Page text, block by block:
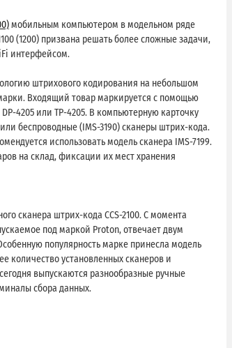
мобильным компьютером в модельном ряде
(1200) призвана решать более сложные задачи,
интерфейсом.
штрихового кодирования на небольшом
Входящий товар маркируется с помощью
4205 или TP-4205. В компьютерную карточку
беспроводные (IMS-3190) сканеры штрих-кода.
использовать модель сканера IMS-7199.
на склад, фиксации их мест хранения
сканера штрих-кода CCS-2100. С момента
под маркой Proton, отвечает двум
популярность марке принесла модель
количество установленных сканеров и
выпускаются разнообразные ручные
сбора данных.